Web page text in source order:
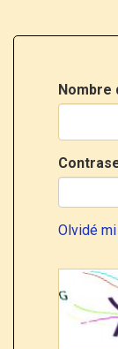
Nombre
Olvidé